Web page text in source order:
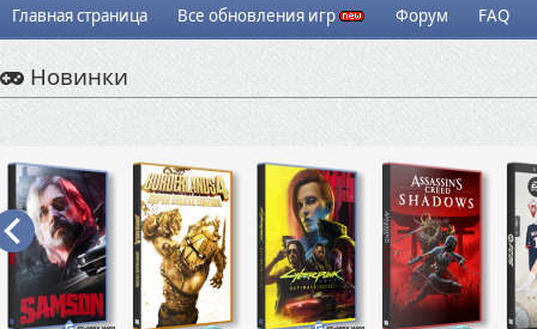
Главная страница Все обновления игр Форум FAQ
Новинки